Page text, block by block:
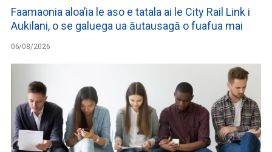
Faamaonia aloa’ia le aso e tatala ai le City Rail Link i
Aukilani, o se galuega ua āutausagā o fuafua mai
06/08/2026